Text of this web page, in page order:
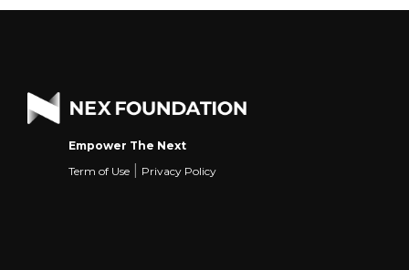
Empower The Next
Term of Use
Privacy Policy